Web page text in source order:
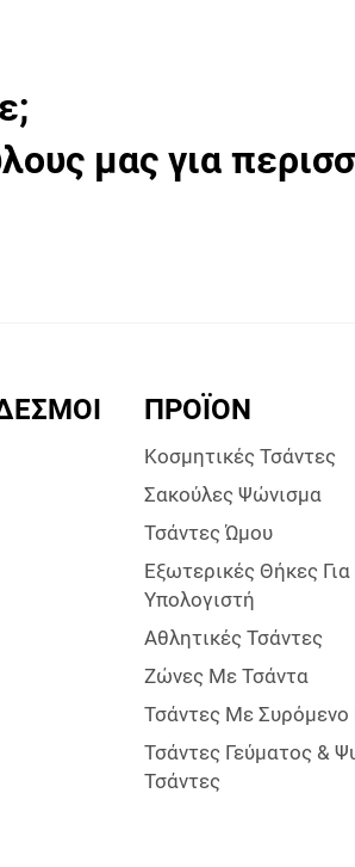
μας για
ΠΡΟΪΌΝ
Κοσμητικές Τσάντες
Σακούλες Ψώνισμα
Τσάντες Ώμου
Εξωτερικές Θήκες Για
Υπολογιστή
Αθλητικές Τσάντες
Ζώνες Με Τσάντα
Τσάντες Με Συρόμενο
Τσάντες Γεύματος &
Τσάντες